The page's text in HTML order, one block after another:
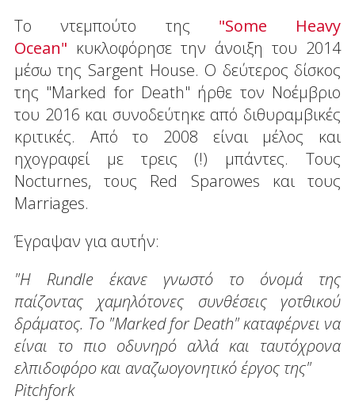
Το ντεμπούτο της "Some Heavy
Ocean" κυκλοφόρησε την άνοιξη του 2014
μέσω της Sargent House. O δεύτερος δίσκος
της "Marked for Death" ήρθε τον Νοέμβριο
του 2016 και συνοδεύτηκε από διθυραμβικές
κριτικές. Από το 2008 είναι μέλος και
ηχογραφεί με τρεις (!) μπάντες. Τους
Nocturnes, τους Red Sparowes και τους
Marriages.
Έγραψαν για αυτήν:
"Η Rundle έκανε γνωστό το όνομά της
παίζοντας χαμηλότονες συνθέσεις γοτθικού
δράματος. Το "Marked for Death" καταφέρνει να
είναι το πιο οδυνηρό αλλά και ταυτόχρονα
ελπιδοφόρο και αναζωογονητικό έργος της"
Pitchfork